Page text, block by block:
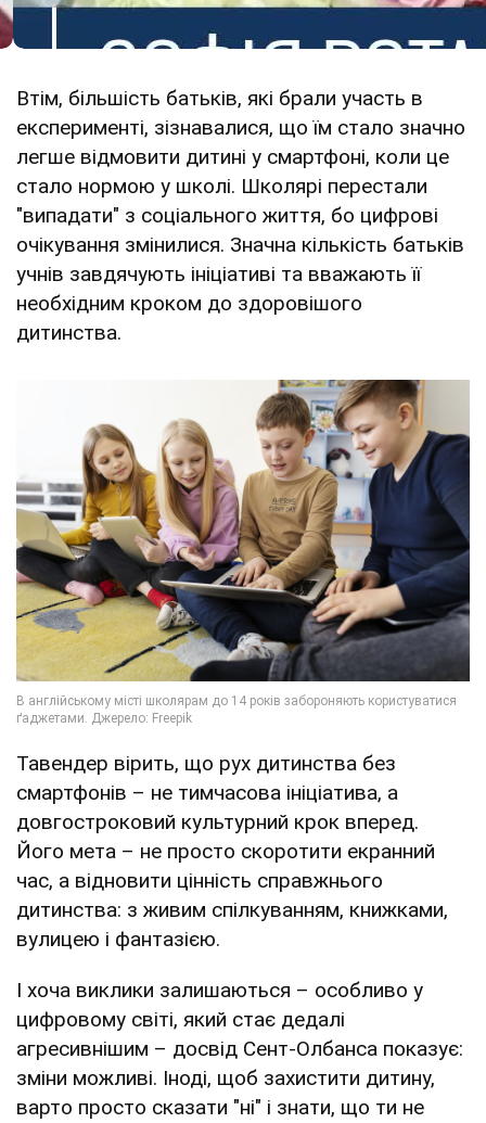
Втім, більшість батьків, які брали участь в
експерименті, зізнавалися, що їм стало значно
легше відмовити дитині у смартфоні, коли це
стало нормою у школі. Школярі перестали
"випадати" з соціального життя, бо цифрові
очікування змінилися. Значна кількість батьків
учнів завдячують ініціативі та вважають її
необхідним кроком до здоровішого
дитинства.
Тавендер вірить, що рух дитинства без
смартфонів – не тимчасова ініціатива, а
довгостроковий культурний крок вперед.
Його мета – не просто скоротити екранний
час, а відновити цінність справжнього
дитинства: з живим спілкуванням, книжками,
вулицею і фантазією.
І хоча виклики залишаються – особливо у
цифровому світі, який стає дедалі
агресивнішим – досвід Сент-Олбанса показує:
зміни можливі. Іноді, щоб захистити дитину,
варто просто сказати "ні" і знати, що ти не